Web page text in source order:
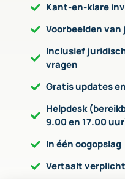
Kant-en-klare
Voorbeelden
Inclusief
vragen
Gratis updates
Helpdesk
9.00 en 17.00
In één oogopslag
Vertaalt